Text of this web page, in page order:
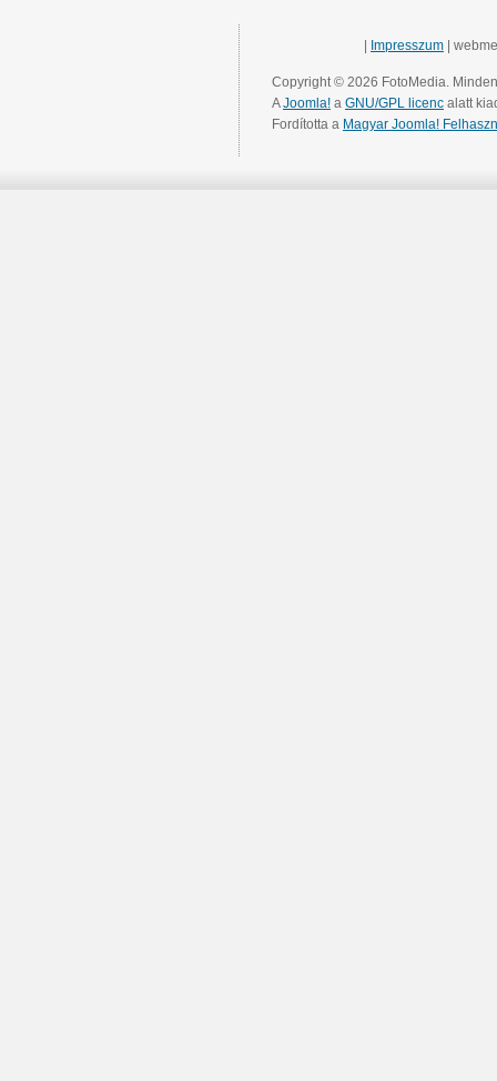
Impresszum |
Copyright © 2026 FotoMedia.
AJoomla! a GNU/GPL licenc alatt
Fordította a Magyar Joomla!